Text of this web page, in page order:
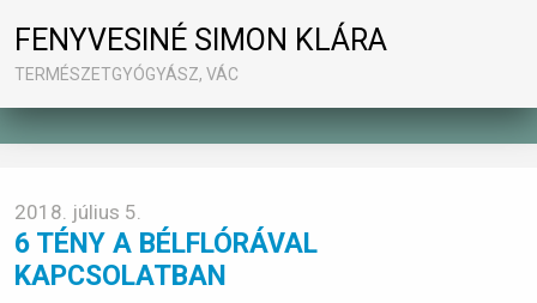
FENYVESINÉ SIMON KLÁRA
TERMÉSZETGYÓGYÁSZ, VÁC
2018. július 5.
6 TÉNY A BÉLFLÓRÁVAL
KAPCSOLATBAN